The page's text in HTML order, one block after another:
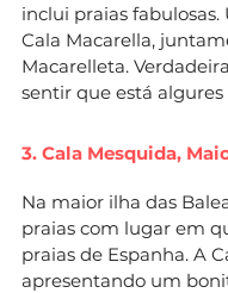
inclui praias
Cala Macarella,
Macarelleta.
sentir que está
3. Cala Mesquida,
Na maior ilha das
praias com lugar em
praias de Espanha. A
apresentando um